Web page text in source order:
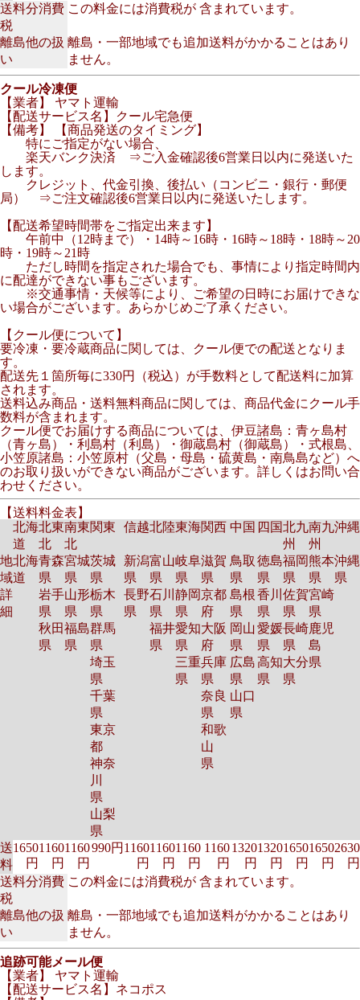
送料分消費
税
この料金には消費税が 含まれています。
離島他の扱
い
離島・一部地域でも追加送料がかかることはあり
ません。
クール冷凍便
【業者】 ヤマト運輸
【配送サービス名】クール宅急便
【備考】
【商品発送のタイミング】
特にご指定がない場合、
楽天バンク決済 ⇒ご入金確認後6営業日以内に発送いた
します。
クレジット、代金引換、後払い（コンビニ・銀行・郵便
局） ⇒ご注文確認後6営業日以内に発送いたします。
【配送希望時間帯をご指定出来ます】
午前中（12時まで）・14時～16時・16時～18時・18時～20
時・19時～21時
ただし時間を指定された場合でも、事情により指定時間内
に配達ができない事もございます。
※交通事情・天候等により、ご希望の日時にお届けできな
い場合がございます。あらかじめご了承ください。
【クール便について】
要冷凍・要冷蔵商品に関しては、クール便での配送となりま
す。
配送先１箇所毎に330円（税込）が手数料として配送料に加算
されます。
送料込み商品・送料無料商品に関しては、商品代金にクール手
数料が含まれます。
クール便でお届けする商品については、伊豆諸島：青ヶ島村
（青ヶ島）・利島村（利島）・御蔵島村（御蔵島）・式根島、
小笠原諸島：小笠原村（父島・母島・硫黄島・南鳥島など）へ
のお取り扱いができない商品がございます。詳しくはお問い合
わせください。
【送料料金表】
北海
道
北東
北
南東
北
関東 信越北陸東海関西 中国 四国北九
州
南九
州
沖縄
地
域
詳
細
北海
道
青森
県
岩手
県
秋田
県
宮城
県
山形
県
福島
県
茨城
県
栃木
県
群馬
県
埼玉
県
千葉
県
東京
都
神奈
川
県
山梨
県
新潟
県
長野
県
富山
県
石川
県
福井
県
岐阜
県
静岡
県
愛知
県
三重
県
滋賀
県
京都
府
大阪
府
兵庫
県
奈良
県
和歌
山
県
鳥取
県
島根
県
岡山
県
広島
県
山口
県
徳島
県
香川
県
愛媛
県
高知
県
福岡
県
佐賀
県
長崎
県
大分
県
熊本
県
宮崎
県
鹿児
島
県
沖縄
県
送
料
1650
円
1160
円
1160
円
990円 1160
円
1160
円
1160
円
1160
円
1320
円
1320
円
1650
円
1650
円
2630
円
送料分消費
税
この料金には消費税が 含まれています。
離島他の扱
い
離島・一部地域でも追加送料がかかることはあり
ません。
追跡可能メール便
【業者】 ヤマト運輸
【配送サービス名】ネコポス